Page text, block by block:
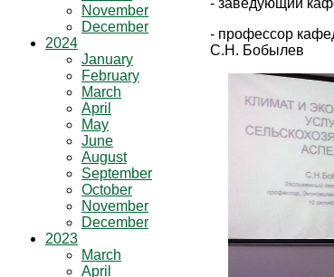
November
December
2024
January
February
March
April
May
June
August
September
October
November
December
2023
March
April
- заведующий
- профессор
С.Н. Бобылев